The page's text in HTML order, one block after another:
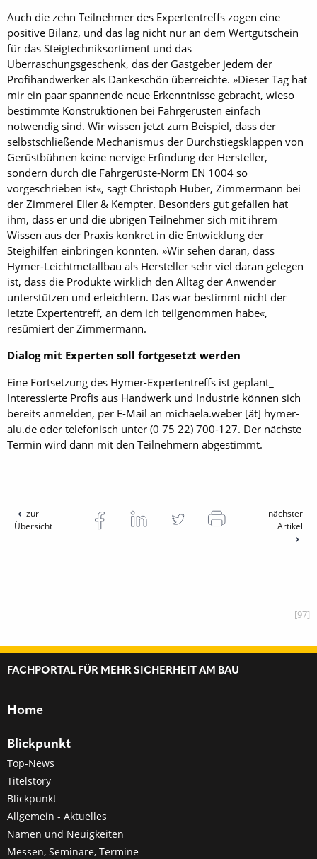
Auch die zehn Teilnehmer des Expertentreffs zogen eine
positive Bilanz, und das lag nicht nur an dem Wertgutschein
für das Steigtechniksortiment und das
Überraschungsgeschenk, das der Gastgeber jedem der
Profihandwerker als Dankeschön überreichte. »Dieser Tag hat
mir ein paar spannende neue Erkenntnisse gebracht, wieso
bestimmte Konstruktionen bei Fahrgerüsten einfach
notwendig sind. Wir wissen jetzt zum Beispiel, dass der
selbstschließende Mechanismus der Durchstiegsklappen von
Gerüstbühnen keine nervige Erfindung der Hersteller,
sondern durch die Fahrgerüste-Norm EN 1004 so
vorgeschrieben ist«, sagt Christoph Huber, Zimmermann bei
der Zimmerei Eller & Kempter. Besonders gut gefallen hat
ihm, dass er und die übrigen Teilnehmer sich mit ihrem
Wissen aus der Praxis konkret in die Entwicklung der
Steighilfen einbringen konnten. »Wir sehen daran, dass
Hymer-Leichtmetallbau als Hersteller sehr viel daran gelegen
ist, dass die Produkte wirklich den Alltag der Anwender
unterstützen und erleichtern. Das war bestimmt nicht der
letzte Expertentreff, an dem ich teilgenommen habe«,
resümiert der Zimmermann.
Dialog mit Experten soll fortgesetzt werden
Eine Fortsetzung des Hymer-Expertentreffs ist geplant_
Interessierte Profis aus Handwerk und Industrie können sich
bereits anmelden, per E-Mail an michaela.weber [ät] hymer-
alu.de oder telefonisch unter (0 75 22) 700-127. Der nächste
Termin wird dann mit den Teilnehmern abgestimmt.
zur
Übersicht
nächster
Artikel
[97]
FACHPORTAL FÜR MEHR SICHERHEIT AM BAU
Home
Blickpunkt
Top-News
Titelstory
Blickpunkt
Allgemein - Aktuelles
Namen und Neuigkeiten
Messen, Seminare, Termine